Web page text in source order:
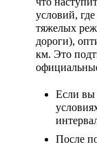
условий,
тяжелых
дороги),
км. Это
Если вы
После